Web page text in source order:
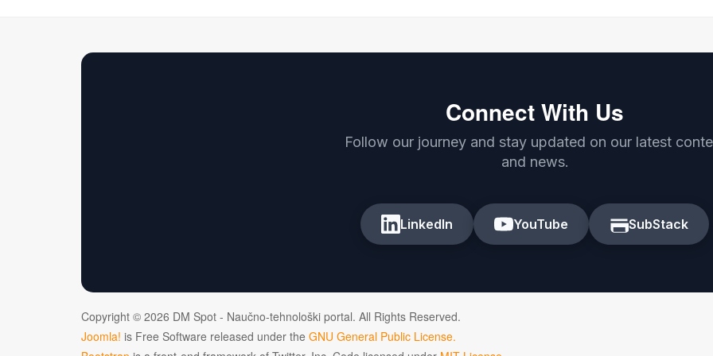
Connect With Us
Follow our journey and stay updated on our latest
and news.
LinkedIn YouTube SubStack
Copyright © 2026 DM Spot - Naučno-tehnološki portal. All Rights Reserved.
Joomla! is Free Software released under the GNU General Public License.